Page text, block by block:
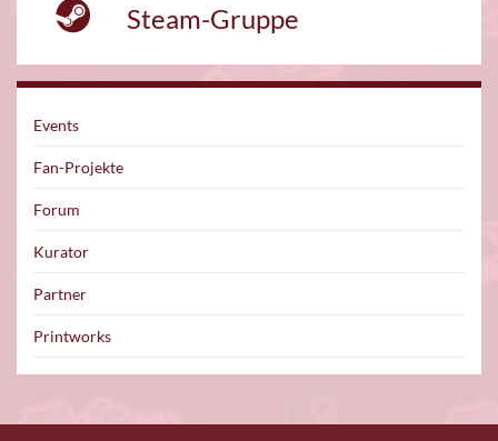
Steam-Gruppe
Events
Fan-Projekte
Forum
Kurator
Partner
Printworks